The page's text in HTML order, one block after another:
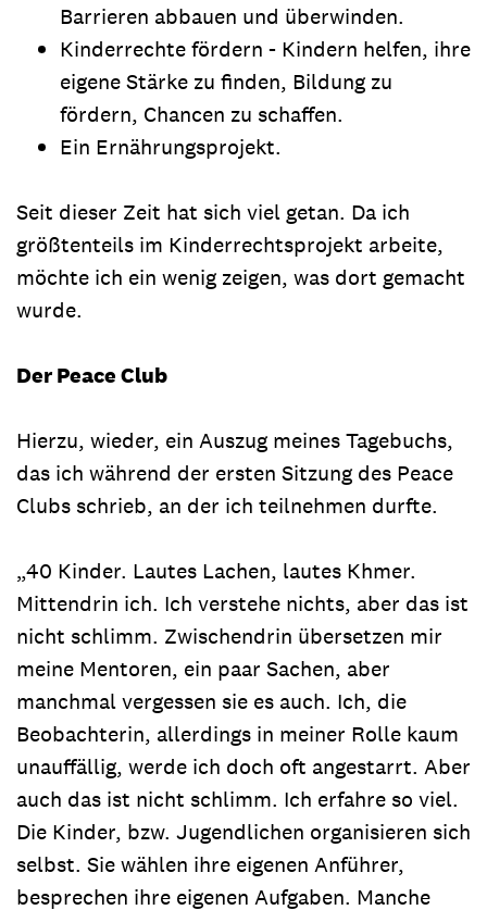
Barrieren abbauen und überwinden.
Kinderrechte fördern - Kindern helfen, ihre
eigene Stärke zu finden, Bildung zu
fördern, Chancen zu schaffen.
Ein Ernährungsprojekt.
Seit dieser Zeit hat sich viel getan. Da ich
größtenteils im Kinderrechtsprojekt arbeite,
möchte ich ein wenig zeigen, was dort gemacht
wurde.
Der Peace Club
Hierzu, wieder, ein Auszug meines Tagebuchs,
das ich während der ersten Sitzung des Peace
Clubs schrieb, an der ich teilnehmen durfte.
„40 Kinder. Lautes Lachen, lautes Khmer.
Mittendrin ich. Ich verstehe nichts, aber das ist
nicht schlimm. Zwischendrin übersetzen mir
meine Mentoren, ein paar Sachen, aber
manchmal vergessen sie es auch. Ich, die
Beobachterin, allerdings in meiner Rolle kaum
unauffällig, werde ich doch oft angestarrt. Aber
auch das ist nicht schlimm. Ich erfahre so viel.
Die Kinder, bzw. Jugendlichen organisieren sich
selbst. Sie wählen ihre eigenen Anführer,
besprechen ihre eigenen Aufgaben. Manche